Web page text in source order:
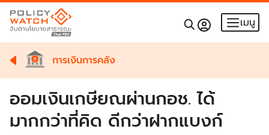
เมนู
การเงินการคลัง
ออมเงินเกษียณผ่านกอช. ได้
มากกว่าที่คิด ดีกว่าฝากแบงก์